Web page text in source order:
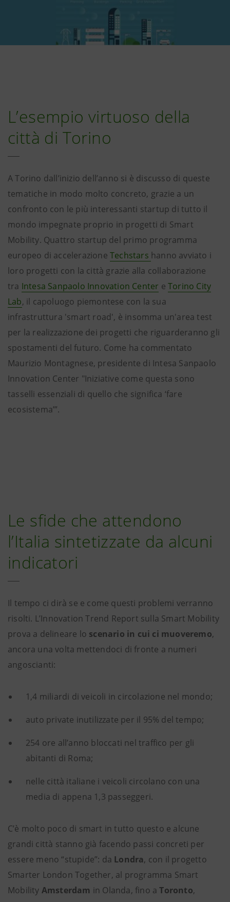
L’esempio virtuoso della
città di Torino
A Torino dall’inizio dell’anno si è discusso di queste
tematiche in modo molto concreto, grazie a un
confronto con le più interessanti startup di tutto il
mondo impegnate proprio in progetti di Smart
Mobility. Quattro startup del primo programma
europeo di accelerazione Techstars hanno avviato i
loro progetti con la città grazie alla collaborazione
tra Intesa Sanpaolo Innovation Center eTorino City
Lab, il capoluogo piemontese con la sua
infrastruttura 'smart road', è insomma un'area test
per la realizzazione dei progetti che riguarderanno gli
spostamenti del futuro. Come ha commentato
Maurizio Montagnese, presidente di Intesa Sanpaolo
Innovation Center "Iniziative come questa sono
tasselli essenziali di quello che significa ‘fare
ecosistema’”.
Le sfide che attendono
l’Italia sintetizzate da alcuni
indicatori
Il tempo ci dirà se e come questi problemi verranno
risolti. L’Innovation Trend Report sulla Smart Mobility
prova a delineare lo scenario in cui ci muoveremo,
ancora una volta mettendoci di fronte a numeri
angoscianti:
1,4 miliardi di veicoli in circolazione nel mondo;
auto private inutilizzate per il 95% del tempo;
254 ore all’anno bloccati nel traffico per gli
abitanti di Roma;
nelle città italiane i veicoli circolano con una
media di appena 1,3 passeggeri.
C’è molto poco di smart in tutto questo e alcune
grandi città stanno già facendo passi concreti per
essere meno “stupide”: da Londra, con il progetto
Smarter London Together, al programma Smart
Mobility Amsterdam in Olanda, fino aToronto,